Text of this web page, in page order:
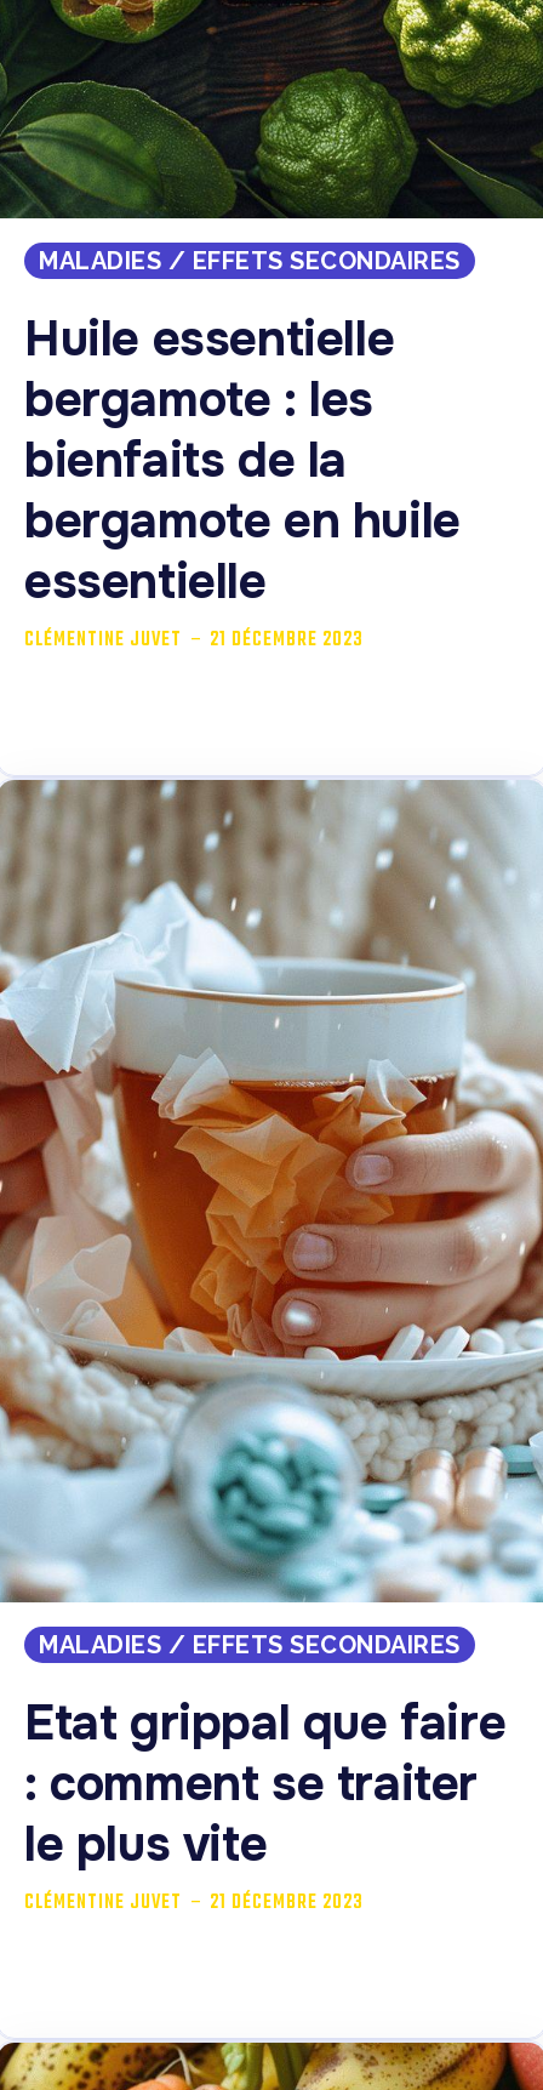
MALADIES / EFFETS SECONDAIRES
Huile essentielle
bergamote : les
bienfaits de la
bergamote en huile
essentielle
CLÉMENTINE JUVET - 21 DÉCEMBRE 2023
MALADIES / EFFETS SECONDAIRES
Etat grippal que faire
: comment se traiter
le plus vite
CLÉMENTINE JUVET - 21 DÉCEMBRE 2023